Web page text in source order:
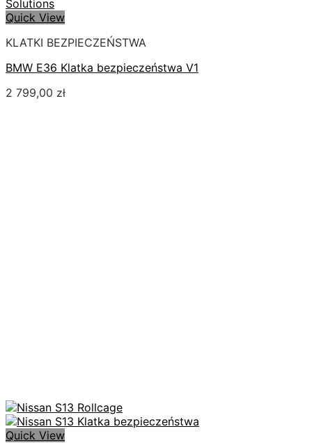
Quick View
KLATKI BEZPIECZEŃSTWA
BMW E36 Klatka bezpieczeństwa V1
2 799,00 zł
Quick View